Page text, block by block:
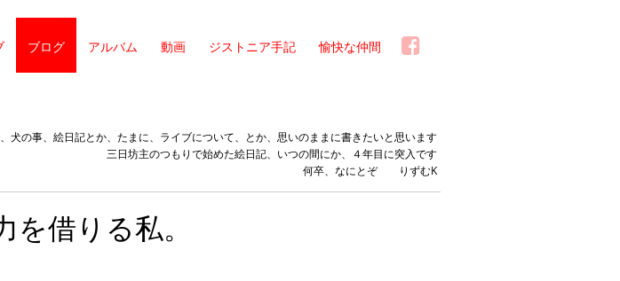
ブログ アルバム 動画 ジストニア手記 愉快な仲間
犬の事、絵日記とか、たまに、ライブについて、とか、思いのままに書きたいと思います
三日坊主のつもりで始めた絵日記、いつの間にか、４年目に突入です
何卒、なにとぞ りずむK
を借りる私。